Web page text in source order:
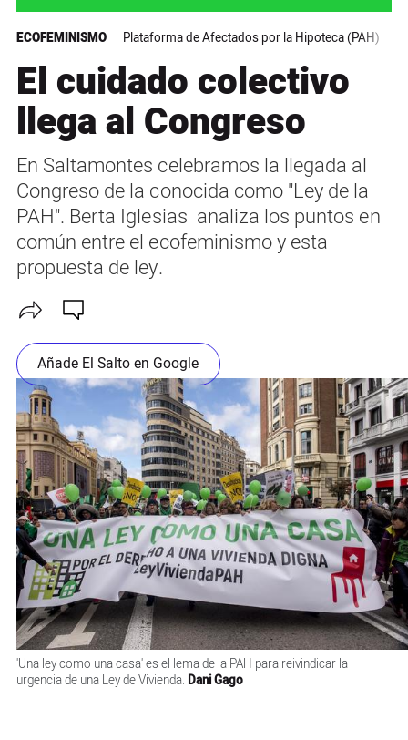
ECOFEMINISMO Plataforma de Afectados por la Hipoteca (PAH)
El cuidado colectivo
llega al Congreso
En Saltamontes celebramos la llegada al
Congreso de la conocida como "Ley de la
PAH". Berta Iglesias analiza los puntos en
común entre el ecofeminismo y esta
propuesta de ley.
Añade El Salto en Google
'Una ley como una casa' es el lema de la PAH para reivindicar la
urgencia de una Ley de Vivienda. Dani Gago